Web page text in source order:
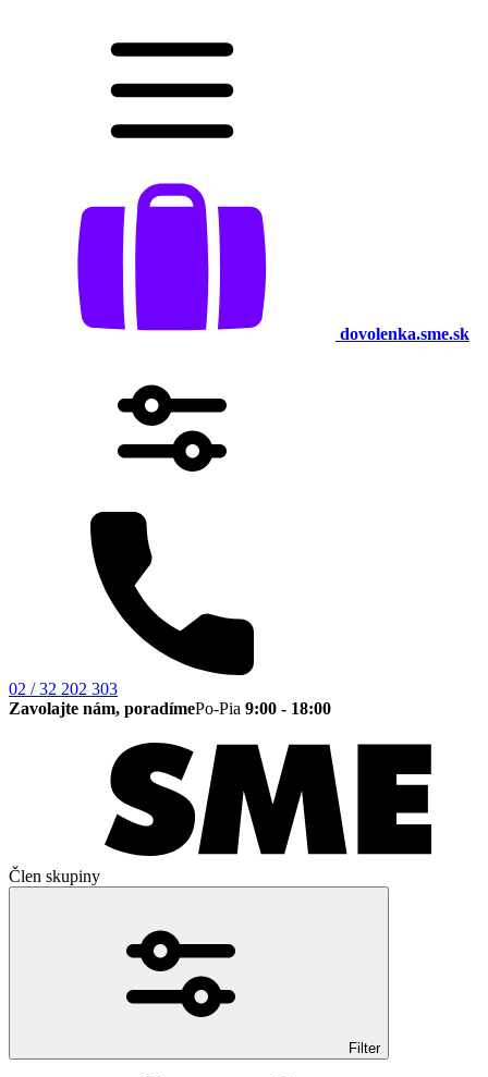
dovolenka.sme.sk
02 / 32 202 303
Zavolajte nám, poradímePo-Pia 9:00 - 18:00
Člen skupiny
Filter